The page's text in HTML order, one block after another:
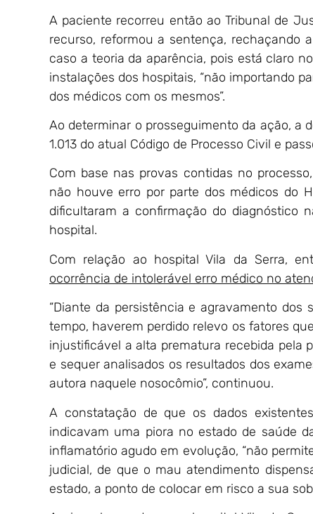
A paciente recorreu então ao Tribunal de
recurso, reformou a sentença, rechaçando
caso a teoria da aparência, pois está claro
instalações dos hospitais, “não importando
dos médicos com os mesmos”.
Ao determinar o prosseguimento da ação, a
1.013 do atual Código de Processo Civil e
Com base nas provas contidas no
não houve erro por parte dos médicos do
dificultaram a confirmação do diagnóstico
hospital.
Com relação ao hospital Vila da Serra,
ocorrência de intolerável erro médico no
“Diante da persistência e agravamento
tempo, haverem perdido relevo os fatores
injustificável a alta prematura recebida pela
e sequer analisados os resultados dos
autora naquele nosocômio”, continuou.
A constatação de que os dados
indicavam uma piora no estado de saúde
inflamatório agudo em evolução, “não
judicial, de que o mau atendimento
estado, a ponto de colocar em risco a sua